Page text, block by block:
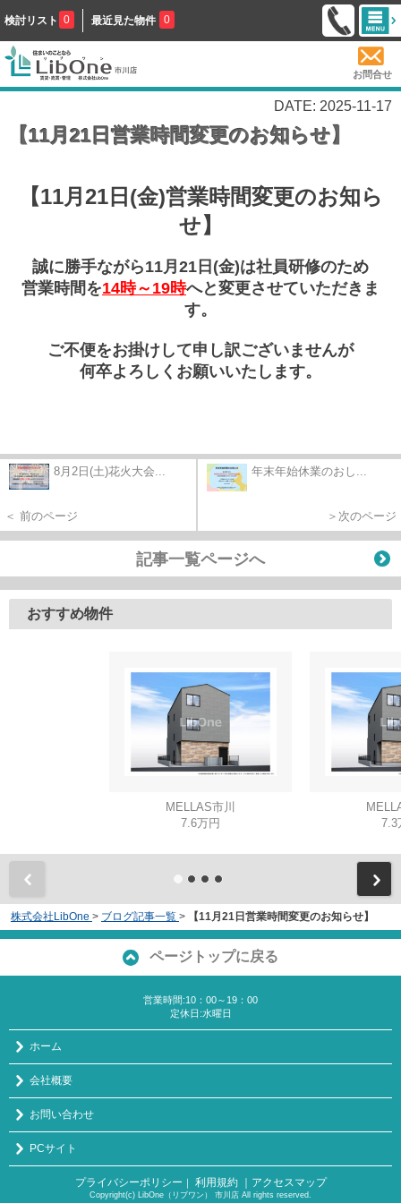
検討リスト 0 最近見た物件 0
お問合せ
DATE: 2025-11-17
【11月21日営業時間変更のお知らせ】
【11月21日(金)営業時間変更のお知ら
せ】
誠に勝手ながら11月21日(金)は社員研修のため
営業時間を14時～19時へと変更させていただきま
す。
ご不便をお掛けして申し訳ございませんが
何卒よろしくお願いいたします。
8月2日(土)花火大会...
＜ 前のページ
年末年始休業のおし...
＞次のページ
記事一覧ページへ
おすすめ物件
MELLAS市川
7.6万円
7.3
株式会社LibOne > ブログ記事一覧 > 【11月21日営業時間変更のお知らせ】
ページトップに戻る
営業時間:10：00～19：00
定休日:水曜日
ホーム
会社概要
お問い合わせ
PCサイト
プライバシーポリシー ｜ 利用規約 ｜アクセスマップ
Copyright(c) LibOne（リブワン） 市川店 All rights reserved.